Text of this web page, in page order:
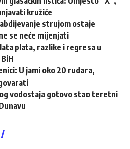
kružiće
strujom ostaje
se neće mijenjati
plata, razlike i regresa u
U jami oko 20 rudara,
vodostaja gotovo stao teretni